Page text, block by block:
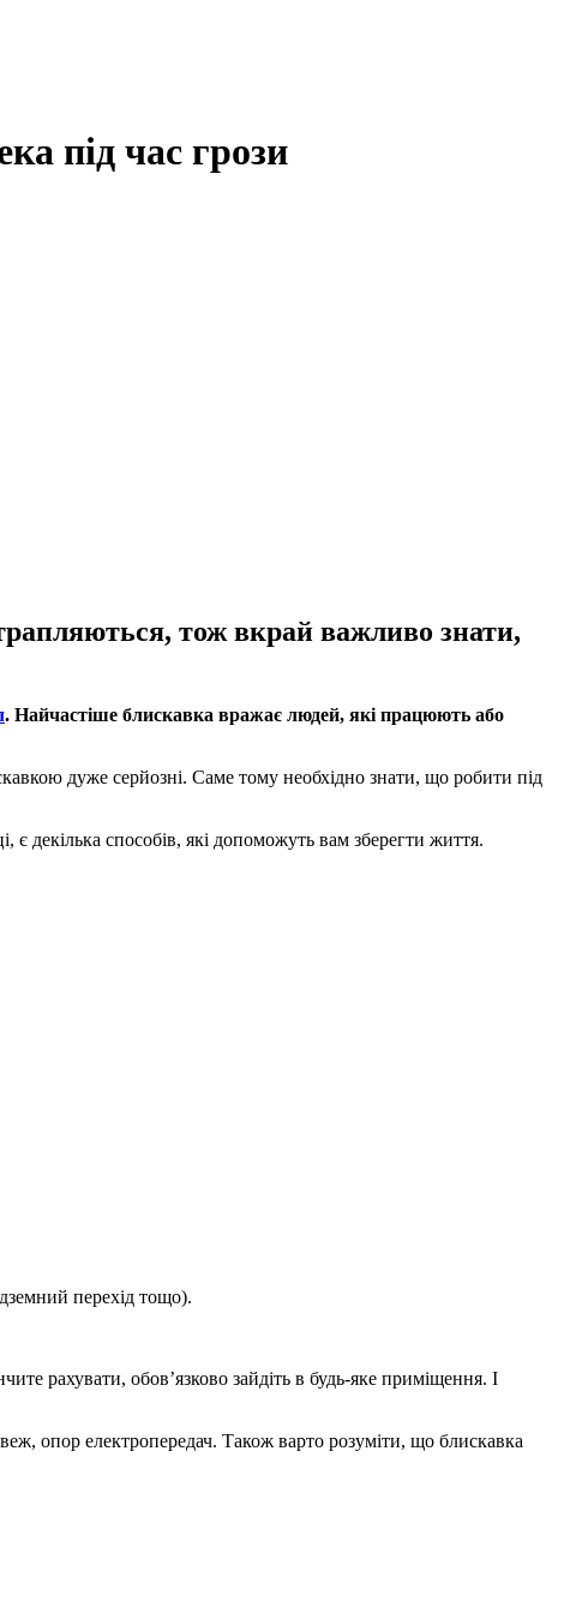
під час грози
тож вкрай важливо знати,
. Найчастіше блискавка вражає людей, які працюють або
дуже серйозні. Саме тому необхідно знати, що робити під
декілька способів, які допоможуть вам зберегти життя.
перехід тощо).
рахувати, обов’язково зайдіть в будь-яке приміщення. І
опор електропередач. Також варто розуміти, що блискавка